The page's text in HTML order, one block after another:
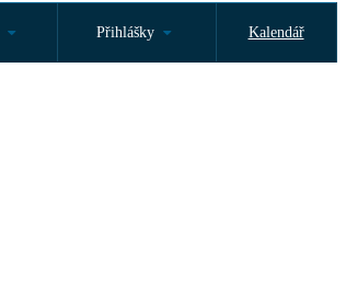
Přihlášky Kalendář